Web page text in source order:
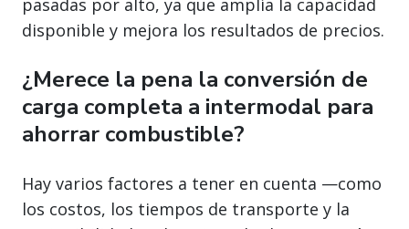
disponible y mejora los resultados de precios.
¿Merece la pena la conversión de
carga completa a intermodal para
ahorrar combustible?
Hay varios factores a tener en cuenta —como
los costos, los tiempos de transporte y la